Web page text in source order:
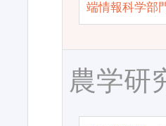
端情報科学部
農学研